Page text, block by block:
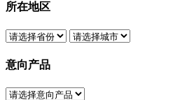
所在地区
意向产品